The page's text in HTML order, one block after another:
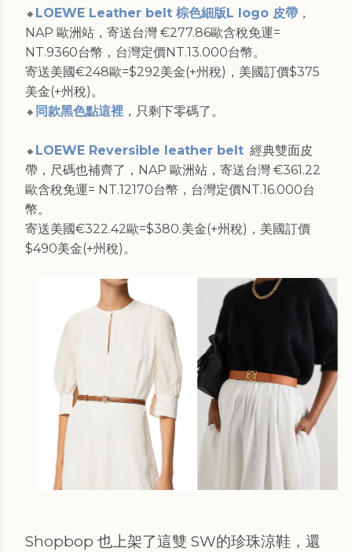
🔸 LOEWE Leather belt 棕色細版L logo 皮帶 ，
NAP 歐洲站，寄送台灣 €277.86歐含稅免運=
NT.9360台幣，台灣定價NT.13.000台幣。
寄送美國€248歐=$292美金(+州稅)，美國訂價$375
美金(+州稅)。
🔸 同款黑色點這裡 ，只剩下零碼了。
🔸 LOEWE Reversible leather belt 經典雙面皮
帶，尺碼也補齊了，NAP 歐洲站，寄送台灣 €361.22
歐含稅免運= NT.12170台幣，台灣定價NT.16.000台
幣。
寄送美國€322.42歐=$380.美金(+州稅)，美國訂價
$490美金(+州稅)。
Shopbop 也上架了這雙 SW的珍珠涼鞋，還